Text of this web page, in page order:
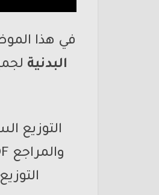
في هذا
البدنية
والمراجع PDF و Word لمادة